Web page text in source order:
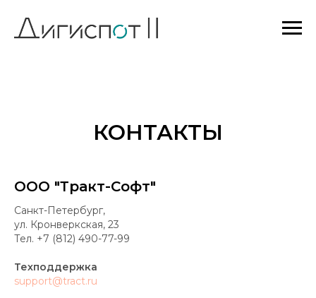
КОНТАКТЫ
ООО "Тракт-Софт"
Санкт-Петербург,
ул. Кронверкская, 23
Тел. +7 (812) 490-77-99
Техподдержка
support@tract.ru